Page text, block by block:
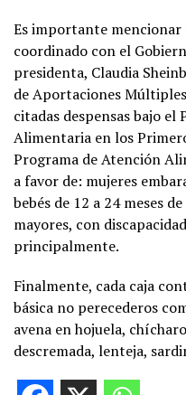
Es importante mencionar
coordinado con el
presidenta, Claudia
de Aportaciones
citadas despensas bajo
Alimentaria en los
Programa de Atención
a favor de: mujeres
bebés de 12 a 24 meses
mayores, con
principalmente.
Finalmente, cada caja
básica no perecederos
avena en hojuela,
descremada, lenteja,